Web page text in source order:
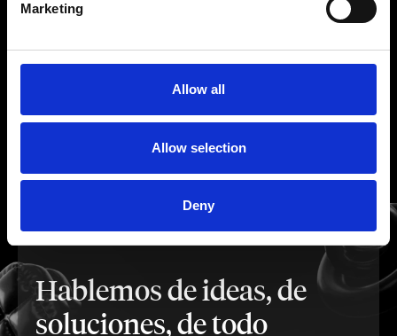
Marketing
Allow all
Allow selection
Deny
Hablemos de ideas, de
soluciones, de todo